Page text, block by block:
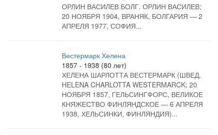
ОРЛИН ВАСИЛЕВ БОЛГ. ОРЛИН ВАСИЛЕВ;
20 НОЯБРЯ 1904, ВРАНЯК, БОЛГАРИЯ — 2
АПРЕЛЯ 1977, СОФИЯ...
Вестермарк Хелена
1857 - 1938 (80 лет)
ХЕЛЕНА ШАРЛОТТА ВЕСТЕРМАРК (ШВЕД.
HELENA CHARLOTTA WESTERMARCK; 20
НОЯБРЯ 1857, ГЕЛЬСИНГФОРС, ВЕЛИКОЕ
КНЯЖЕСТВО ФИНЛЯНДСКОЕ — 6 АПРЕЛЯ
1938, ХЕЛЬСИНКИ, ФИНЛЯНДИЯ)...